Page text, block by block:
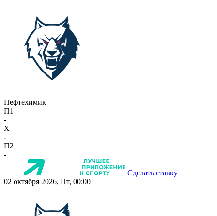
Нефтехимик
П1
-
X
-
П2
-
Сделать ставку
02 октября 2026, Пт, 00:00